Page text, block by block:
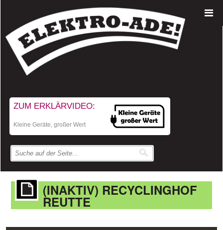
ZUM ERKLÄRVIDEO:
Kleine Geräte, großer Wert
(INAKTIV) RECYCLINGHOF
REUTTE